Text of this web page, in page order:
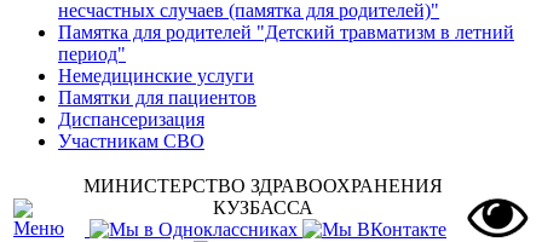
несчастных случаев (памятка для родителей)"
Памятка для родителей "Детский травматизм в летний
период"
Немедицинские услуги
Памятки для пациентов
Диспансеризация
Участникам СВО
МИНИСТЕРСТВО ЗДРАВООХРАНЕНИЯ
КУЗБАССА